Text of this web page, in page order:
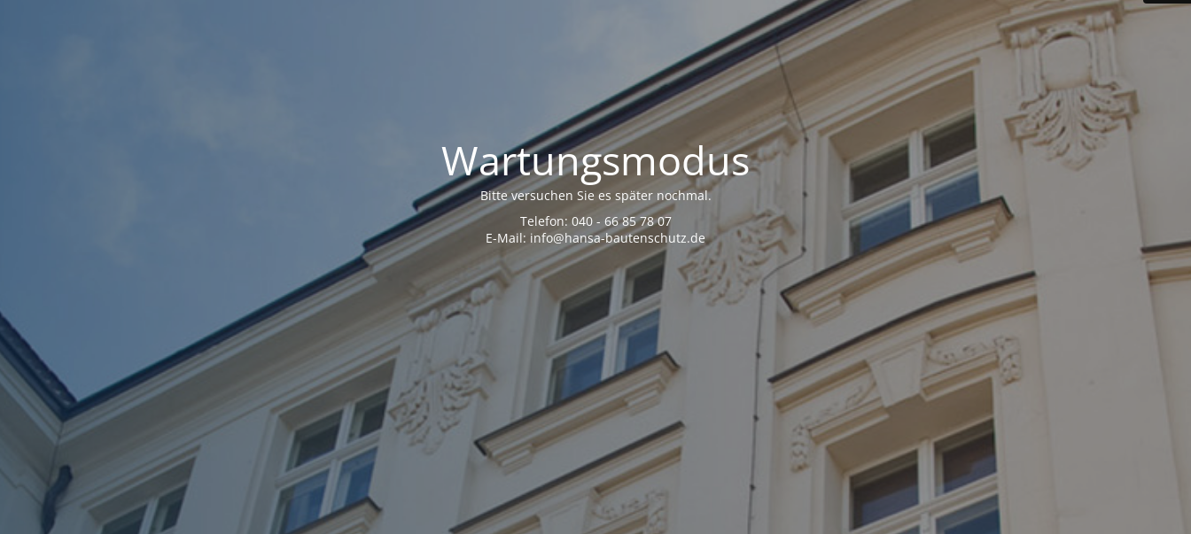
Wartungsmodus
Bitte versuchen Sie es später nochmal.
Telefon: 040 - 66 85 78 07
E-Mail: info@hansa-bautenschutz.de